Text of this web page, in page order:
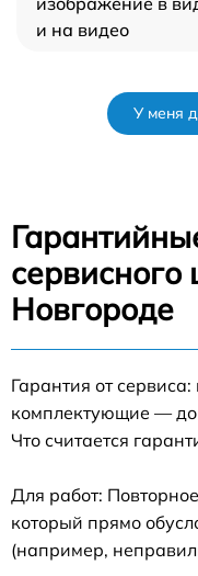
и на видео
У меня
Новгороде
Гарантия от
комплектующие — до
Что считается
Для работ:
который прямо
(например,